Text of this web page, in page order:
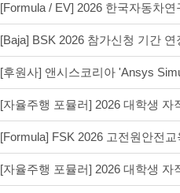
[Baja] BSK 2026 참가신청 기간 연
[후원사] 앤시스코리아 'Ansys
[Formula] FSK 2026 고전원안전